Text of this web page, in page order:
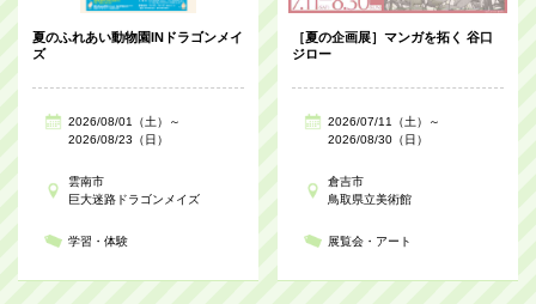
夏のふれあい動物園INドラゴンメイ
ズ
2026/08/01（土）～
2026/08/23（日）
雲南市
巨大迷路ドラゴンメイズ
学習・体験
［夏の企画展］マンガを拓く 谷口
ジロー
2026/07/11（土）～
2026/08/30（日）
倉吉市
鳥取県立美術館
展覧会・アート